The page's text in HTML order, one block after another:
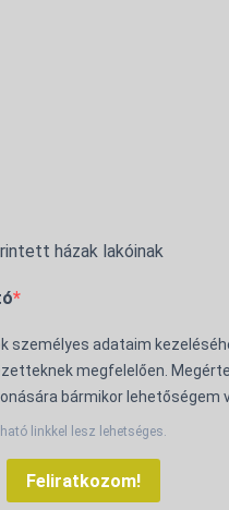
házak lakóinak
személyes adataim
megfelelően.
bármikor lehetőségem
linkkel lesz lehetséges.
Feliratkozom!